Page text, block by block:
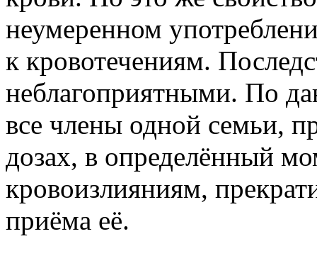
неумеренном
к кровотечениям.
неблагоприятными. По
все члены одной семьи,
дозах, в определённый
кровоизлияниям,
приёма её.